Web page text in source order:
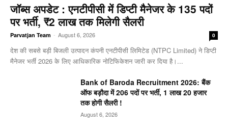
जॉब्स अपडेट : एनटीपीसी में डिप्टी मैनेजर के 135 पदों
पर भर्ती, ₹2 लाख तक मिलेगी सैलरी
Parvatjan Team - August 6, 2026 0
देश की सबसे बड़ी बिजली उत्पादन कंपनी एनटीपीसी लिमिटेड (NTPC Limited) ने डिप्टी
मैनेजर भर्ती 2026 के लिए आधिकारिक नोटिफिकेशन जारी कर दिया है।...
Bank of Baroda Recruitment 2026: बैंक
ऑफ बड़ौदा में 206 पदों पर भर्ती, 1 लाख 20 हजार
तक होगी सैलरी !
August 6, 2026